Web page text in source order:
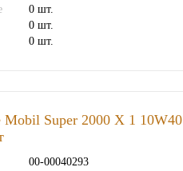
0 шт.
0 шт.
0 шт.
Super 2000 Х 1 10W40
00-00040293